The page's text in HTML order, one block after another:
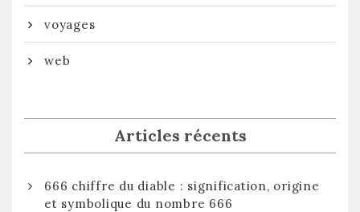
voyages
web
Articles récents
666 chiffre du diable : signification, origine
et symbolique du nombre 666